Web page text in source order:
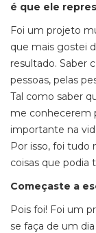
é que ele
Foi um projeto
que mais gostei
resultado. Saber
pessoas, pelas
Tal como saber
me conhecerem
importante na
Por isso, foi
coisas que podia
Começaste a
Pois foi! Foi um
se faça de um